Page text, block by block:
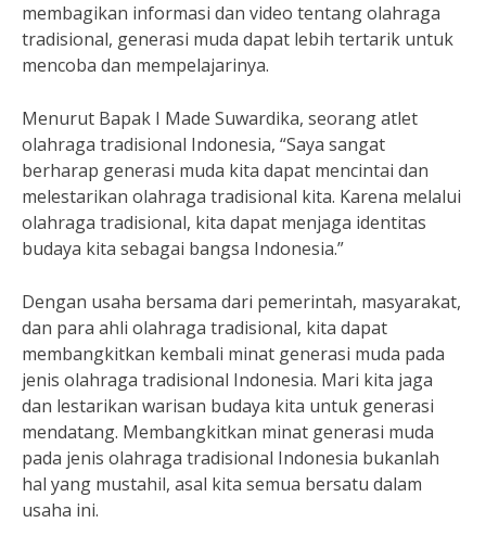
membagikan informasi dan video tentang olahraga
tradisional, generasi muda dapat lebih tertarik untuk
mencoba dan mempelajarinya.
Menurut Bapak I Made Suwardika, seorang atlet
olahraga tradisional Indonesia, “Saya sangat
berharap generasi muda kita dapat mencintai dan
melestarikan olahraga tradisional kita. Karena melalui
olahraga tradisional, kita dapat menjaga identitas
budaya kita sebagai bangsa Indonesia.”
Dengan usaha bersama dari pemerintah, masyarakat,
dan para ahli olahraga tradisional, kita dapat
membangkitkan kembali minat generasi muda pada
jenis olahraga tradisional Indonesia. Mari kita jaga
dan lestarikan warisan budaya kita untuk generasi
mendatang. Membangkitkan minat generasi muda
pada jenis olahraga tradisional Indonesia bukanlah
hal yang mustahil, asal kita semua bersatu dalam
usaha ini.